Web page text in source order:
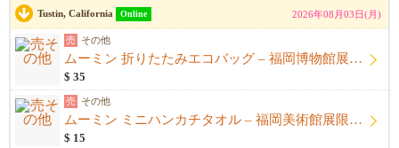
Tustin, California Online 2026年08月03日(月)
売 その他
ムーミン 折りたたみエコバッグ – 福岡博物館展限定商品 (日本)
$ 35
売 その他
ムーミン ミニハンカチタオル – 福岡美術館展限定商品 (日本)
$ 15